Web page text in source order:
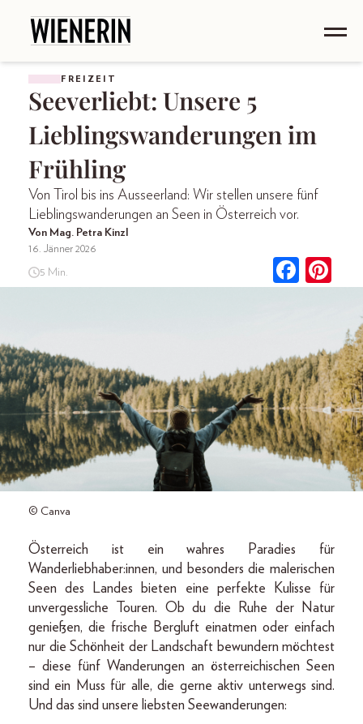
FREIZEIT
Seeverliebt: Unsere 5
Lieblingswanderungen im
Frühling
Von Tirol bis ins Ausseerland: Wir stellen unsere fünf
Lieblingswanderungen an Seen in Österreich vor.
Von Mag. Petra Kinzl
16. Jänner 2026
5 Min.
© Canva
Österreich ist ein wahres Paradies für
Wanderliebhaber:innen, und besonders die malerischen
Seen des Landes bieten eine perfekte Kulisse für
unvergessliche Touren. Ob du die Ruhe der Natur
genießen, die frische Bergluft einatmen oder einfach
nur die Schönheit der Landschaft bewundern möchtest
– diese fünf Wanderungen an österreichischen Seen
sind ein Muss für alle, die gerne aktiv unterwegs sind.
Und das sind unsere liebsten Seewanderungen: